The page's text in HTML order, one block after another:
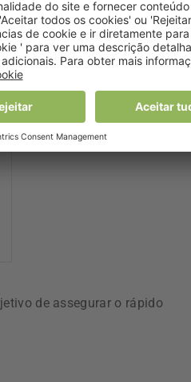
de assegurar o rápido